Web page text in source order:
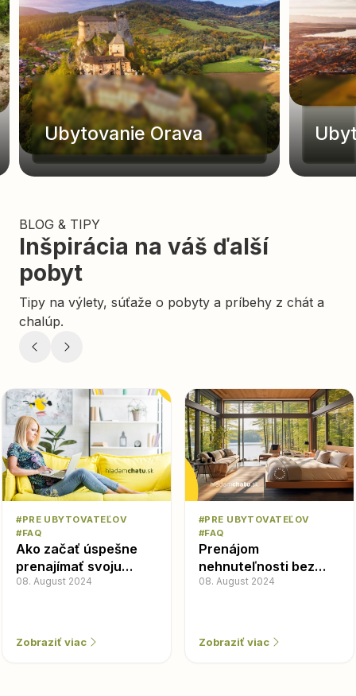
Ubytovanie Orava
BLOG & TIPY
Inšpirácia na váš ďalší
pobyt
Tipy na výlety, súťaže o pobyty a príbehy z chát a
chalúp.
#PRE UBYTOVATEĽOV
#FAQ
Ako začať úspešne
prenajímať svoju
chatu v roku 2024
08. August 2024
Zobraziť viac
#PRE UBYTOVATEĽOV
#FAQ
Prenájom
nehnuteľnosti bez
živnosti, alebo na
08. August 2024
Zobraziť viac